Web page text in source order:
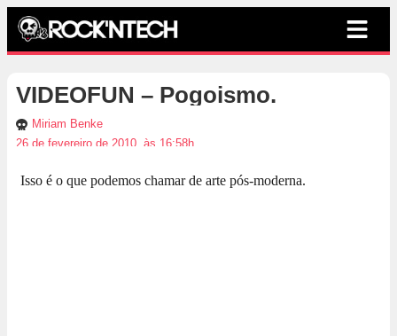
VIDEOFUN – Pogoismo.
Miriam Benke
26 de fevereiro de 2010, às 16:58h
Isso é o que podemos chamar de arte pós-moderna.